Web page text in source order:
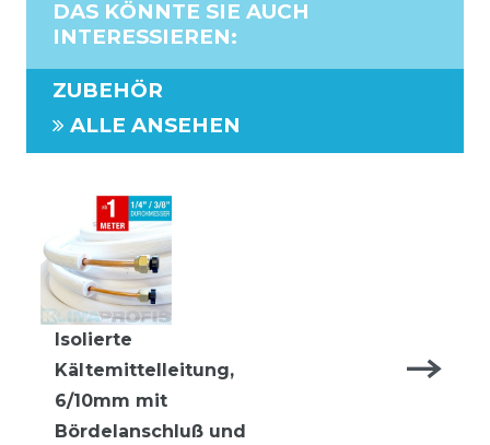
DAS KÖNNTE SIE AUCH
INTERESSIEREN:
ZUBEHÖR
ALLE ANSEHEN
Isolierte
Kältemittelleitung,
6/10mm mit
Bördelanschluß und